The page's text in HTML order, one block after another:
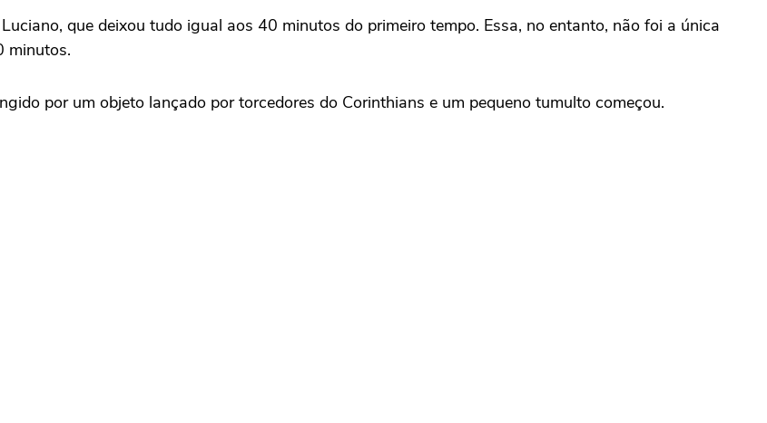
que deixou tudo igual aos 40 minutos do primeiro tempo. Essa, no entanto, não foi a única
minutos.
por um objeto lançado por torcedores do Corinthians e um pequeno tumulto começou.